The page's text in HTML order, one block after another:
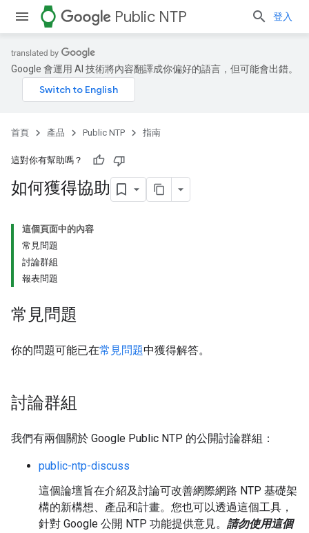
watch Public NTP 登入
Google 會運用 AI 技術將內容翻譯成你偏好的語言，但可能會出錯。
首頁 產品 Public NTP 指南
這對你有幫助嗎？
如何獲得協助
這個頁面中的內容
常見問題
討論群組
報表問題
常見問題
你的問題可能已在常見問題中獲得解答。
討論群組
我們有兩個關於 Google Public NTP 的公開討論群組：
public-ntp-discuss
這個論壇旨在介紹及討論可改善網際網路 NTP 基礎架
構的新構想、產品和計畫。您也可以透過這個工具，
針對 Google 公開 NTP 功能提供意見。 請勿使用這個